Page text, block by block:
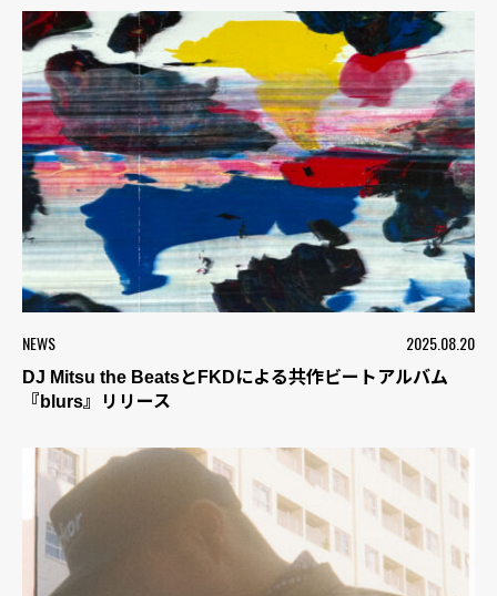
NEWS 2025.08.20
DJ Mitsu the BeatsとFKDによる共作ビートアルバム
『blurs』リリース